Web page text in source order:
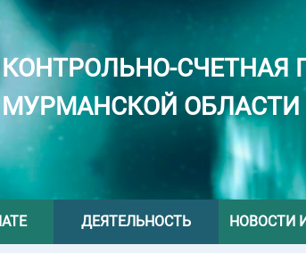
КОНТРОЛЬНО-СЧЕТНАЯ
МУРМАНСКОЙ ОБЛАСТИ
ДЕЯТЕЛЬНОСТЬ НОВОСТИ